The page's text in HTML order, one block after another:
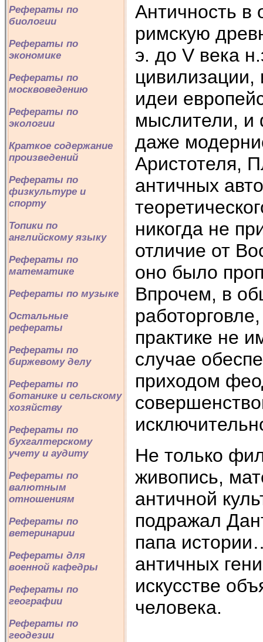
Рефераты по
биологии
Рефераты по
экономике
Рефераты по
москвоведению
Рефераты по
экологии
Краткое содержание
произведений
Рефераты по
физкультуре и
спорту
Топики по
английскому языку
Рефераты по
математике
Рефераты по музыке
Остальные
рефераты
Рефераты по
биржевому делу
Рефераты по
ботанике и сельскому
хозяйству
Рефераты по
бухгалтерскому
учету и аудиту
Рефераты по
валютным
отношениям
Рефераты по
ветеринарии
Рефераты для
военной кафедры
Рефераты по
географии
Рефераты по
геодезии
Античность в
римскую
э. до V века
цивилизации,
идеи
мыслители,
даже
Аристотеля,
античных
никогда не
отличие от
оно было
Впрочем, в
практике не
случае
приходом
Не только
живопись,
античной
подражал
папа
античных
искусстве
человека.